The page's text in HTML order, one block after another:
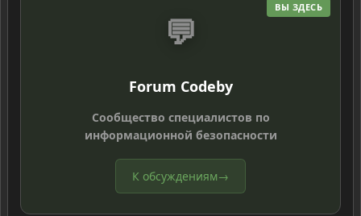
ВЫ ЗДЕСЬ
💬
Forum Codeby
Сообщество специалистов по
информационной безопасности
К обсуждениям→